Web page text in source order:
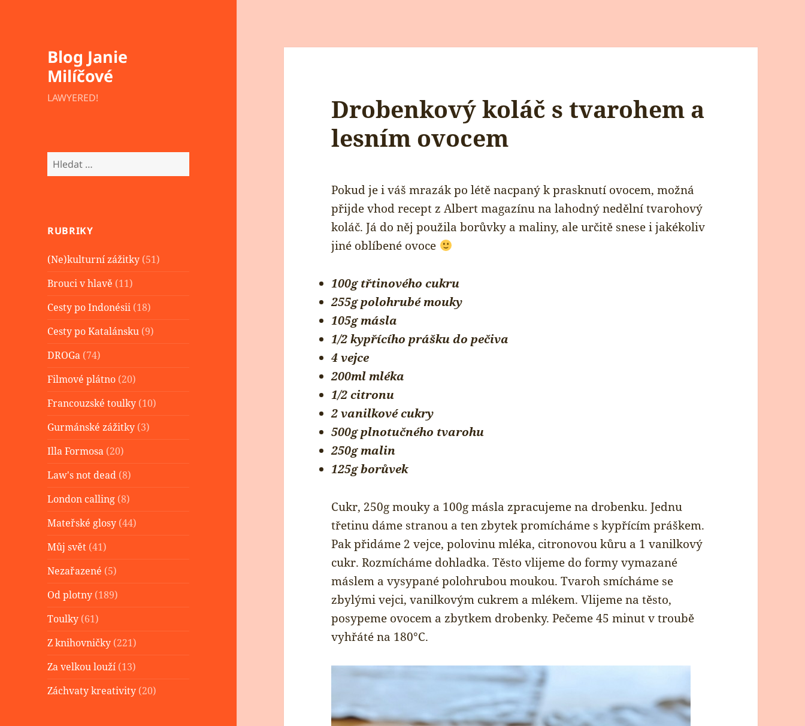
Blog Janie
Milíčové
LAWYERED!
Vyhledávání
RUBRIKY
(Ne)kulturní zážitky (51)
Brouci v hlavě (11)
Cesty po Indonésii (18)
Cesty po Katalánsku (9)
DROGa (74)
Filmové plátno (20)
Francouzské toulky (10)
Gurmánské zážitky (3)
Illa Formosa (20)
Law's not dead (8)
London calling (8)
Mateřské glosy (44)
Můj svět (41)
Nezařazené (5)
Od plotny (189)
Toulky (61)
Z knihovničky (221)
Za velkou louží (13)
Záchvaty kreativity (20)
Drobenkový koláč s tvarohem a
lesním ovocem
Pokud je i váš mrazák po létě nacpaný k prasknutí ovocem, možná
přijde vhod recept z Albert magazínu na lahodný nedělní tvarohový
koláč. Já do něj použila borůvky a maliny, ale určitě snese i jakékoliv
jiné oblíbené ovoce
100g třtinového cukru
255g polohrubé mouky
105g másla
1/2 kypřícího prášku do pečiva
4 vejce
200ml mléka
1/2 citronu
2 vanilkové cukry
500g plnotučného tvarohu
250g malin
125g borůvek
Cukr, 250g mouky a 100g másla zpracujeme na drobenku. Jednu
třetinu dáme stranou a ten zbytek promícháme s kypřícím práškem.
Pak přidáme 2 vejce, polovinu mléka, citronovou kůru a 1 vanilkový
cukr. Rozmícháme dohladka. Těsto vlijeme do formy vymazané
máslem a vysypané polohrubou moukou. Tvaroh smícháme se
zbylými vejci, vanilkovým cukrem a mlékem. Vlijeme na těsto,
posypeme ovocem a zbytkem drobenky. Pečeme 45 minut v troubě
vyhřáté na 180°C.